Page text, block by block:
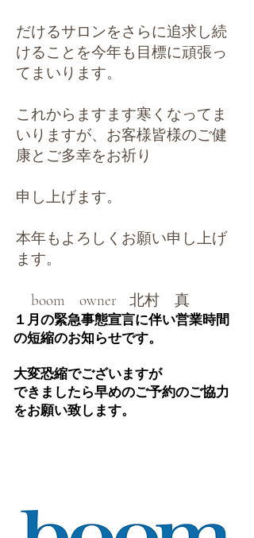
だけるサロンをさらに追求し続
けることを今年も目標に頑張っ
てまいります。
これからますます寒くなってま
いりますが、 お客様皆様のご健
康とご多幸をお祈り
申し上げます。
本年もよろしくお願い申し上げ
ます。
boom owner 北村 真
１月の緊急事態宣言に伴い営業時間
の短縮のお知らせです。
大変恐縮でございますが
できましたら早めのご予約のご協力
をお願い致します。